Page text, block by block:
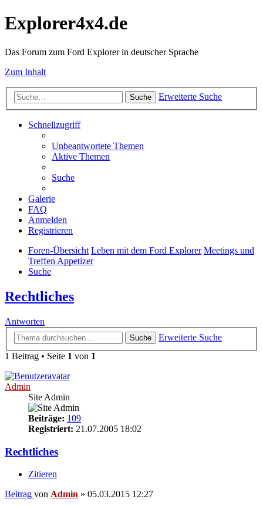
Explorer4x4.de
Das Forum zum Ford Explorer in deutscher Sprache
Zum Inhalt
Suche Erweiterte Suche
Schnellzugriff
Unbeantwortete Themen
Aktive Themen
Suche
Galerie
FAQ
Anmelden
Registrieren
Foren-Übersicht Leben mit dem Ford Explorer Meetings und
Treffen Appetizer
Suche
Rechtliches
Antworten
Suche
Erweiterte Suche
1 Beitrag • Seite 1 von 1
Admin
Site Admin
Beiträge: 109
Registriert: 21.07.2005 18:02
Rechtliches
Zitieren
Beitrag von Admin » 05.03.2015 12:27